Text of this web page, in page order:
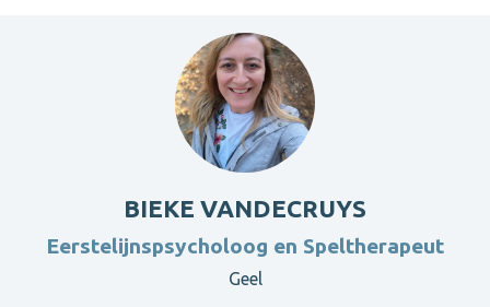
BIEKE VANDECRUYS
Eerstelijnspsycholoog en Speltherapeut
Geel